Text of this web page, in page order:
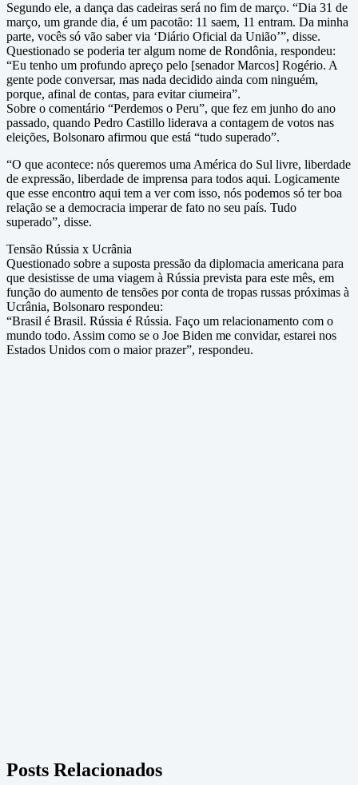
Segundo ele, a dança das cadeiras será no fim de março. “Dia 31 de
março, um grande dia, é um pacotão: 11 saem, 11 entram. Da minha
parte, vocês só vão saber via ‘Diário Oficial da União’”, disse.
Questionado se poderia ter algum nome de Rondônia, respondeu:
“Eu tenho um profundo apreço pelo [senador Marcos] Rogério. A
gente pode conversar, mas nada decidido ainda com ninguém,
porque, afinal de contas, para evitar ciumeira”.
Sobre o comentário “Perdemos o Peru”, que fez em junho do ano
passado, quando Pedro Castillo liderava a contagem de votos nas
eleições, Bolsonaro afirmou que está “tudo superado”.
“O que acontece: nós queremos uma América do Sul livre, liberdade
de expressão, liberdade de imprensa para todos aqui. Logicamente
que esse encontro aqui tem a ver com isso, nós podemos só ter boa
relação se a democracia imperar de fato no seu país. Tudo
superado”, disse.
Tensão Rússia x Ucrânia
Questionado sobre a suposta pressão da diplomacia americana para
que desistisse de uma viagem à Rússia prevista para este mês, em
função do aumento de tensões por conta de tropas russas próximas à
Ucrânia, Bolsonaro respondeu:
“Brasil é Brasil. Rússia é Rússia. Faço um relacionamento com o
mundo todo. Assim como se o Joe Biden me convidar, estarei nos
Estados Unidos com o maior prazer”, respondeu.
Posts Relacionados